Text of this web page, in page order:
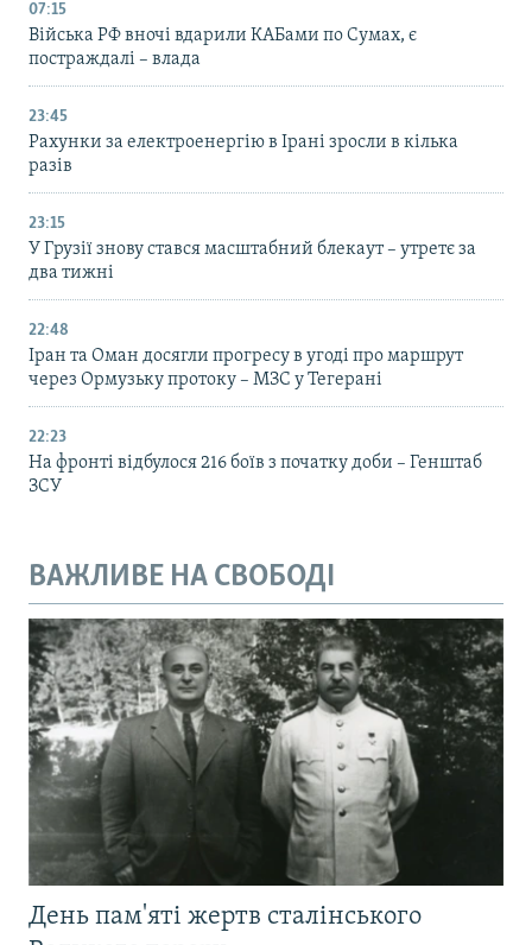
07:15
Війська РФ вночі вдарили КАБами по Сумах, є
постраждалі – влада
23:45
Рахунки за електроенергію в Ірані зросли в кілька
разів
23:15
У Грузії знову стався масштабний блекаут – утретє за
два тижні
22:48
Іран та Оман досягли прогресу в угоді про маршрут
через Ормузьку протоку – МЗС у Тегерані
22:23
На фронті відбулося 216 боїв з початку доби – Генштаб
ЗСУ
ВАЖЛИВЕ НА СВОБОДІ
День пам'яті жертв сталінського